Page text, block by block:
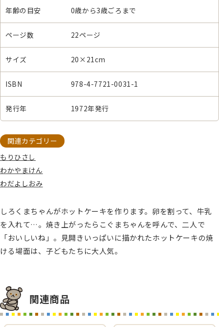
年齢の目安 0歳から3歳ごろまで
ページ数 22ページ
サイズ 20×21cm
ISBN 978-4-7721-0031-1
発行年 1972年発行
関連カテゴリー
もりひさし
わかやまけん
わだよしおみ
しろくまちゃんがホットケーキを作ります。卵を割って、牛乳
を入れて…。焼き上がったらこぐまちゃんを呼んで、二人で
「おいしいね」。見開きいっぱいに描かれたホットケーキの焼
ける場面は、子どもたちに大人気。
関連商品